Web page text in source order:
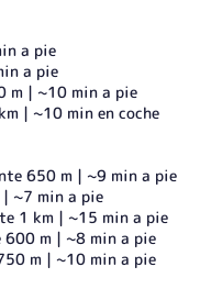
a pie
a pie
m | ~10 min a pie
| ~10 min en coche
650 m | ~9 min a pie
~7 min a pie
1 km | ~15 min a pie
m | ~8 min a pie
m | ~10 min a pie